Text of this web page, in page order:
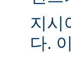
지시
다.